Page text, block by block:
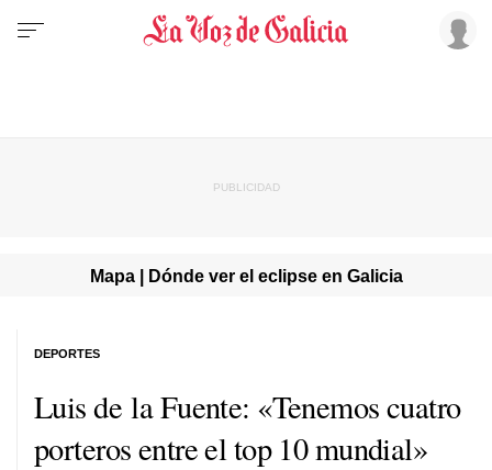
Mapa | Dónde ver el eclipse en Galicia
Luis de la Fuente: «Tenemos cuatro
porteros entre el top 10 mundial»
DEPORTES